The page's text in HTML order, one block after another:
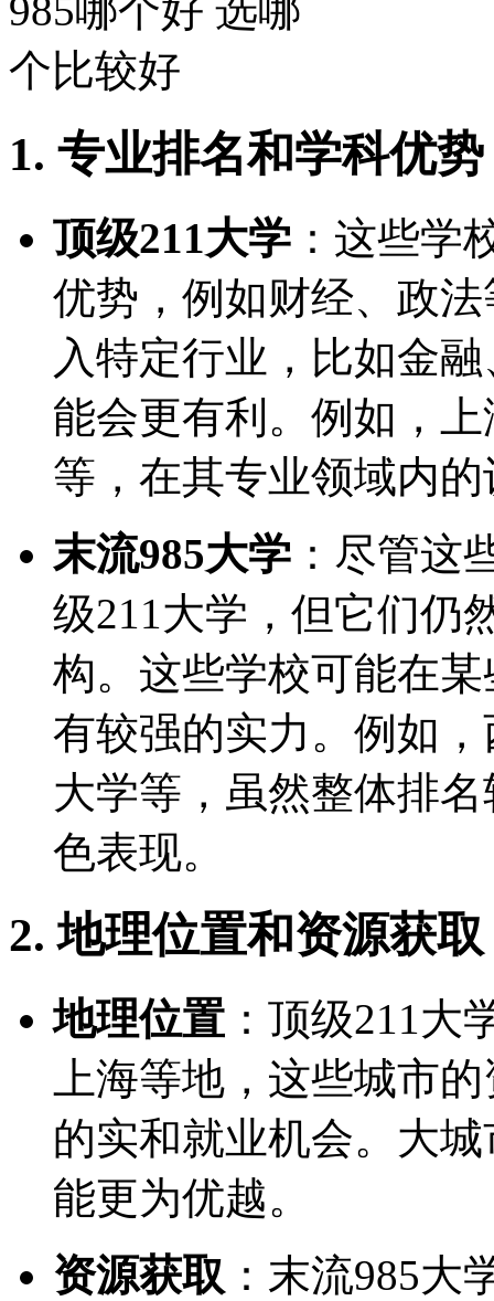
1. 专业排名和学科优势
顶级211大学 ：这些学
优势，例如财经、政
入特定行业，比如金
能会更有利。例如，
等，在其专业领域内
末流985大学 ：尽管这
级211大学，但它们仍
构。这些学校可能在
有较强的实力。例如
大学等，虽然整体排
色表现。
2. 地理位置和资源获取
地理位置 ：顶级211
上海等地，这些城市
的实和就业机会。大
能更为优越。
资源获取 ：末流985